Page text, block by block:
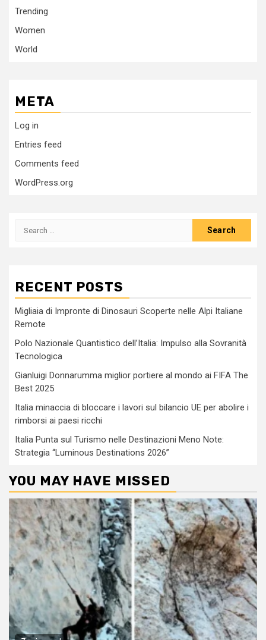
Trending
Women
World
META
Log in
Entries feed
Comments feed
WordPress.org
Search
RECENT POSTS
Migliaia di Impronte di Dinosauri Scoperte nelle Alpi Italiane
Remote
Polo Nazionale Quantistico dell’Italia: Impulso alla Sovranità
Tecnologica
Gianluigi Donnarumma miglior portiere al mondo ai FIFA The
Best 2025
Italia minaccia di bloccare i lavori sul bilancio UE per abolire i
rimborsi ai paesi ricchi
Italia Punta sul Turismo nelle Destinazioni Meno Note:
Strategia “Luminous Destinations 2026”
YOU MAY HAVE MISSED